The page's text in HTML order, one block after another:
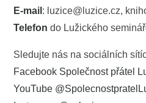
E-mail : luzice@luzice.cz,
Telefon do Lužického
Sledujte nás na sociálních
Facebook Společnost přátel
YouTube